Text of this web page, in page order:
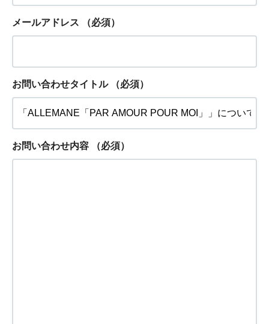
メールアドレス （必須）
お問い合わせタイトル （必須）
お問い合わせ内容 （必須）